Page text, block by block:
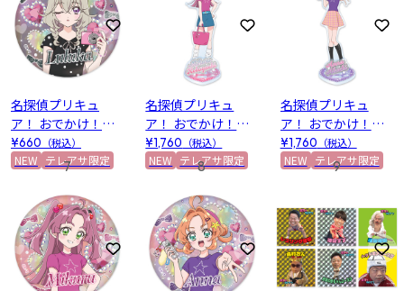
お気に入りに登録
名探偵プリキュ
ア！ おでかけ！プ
リキュアマルシェ
テレビ朝日限定 ホ
(森亜るるか)
¥660 （税込）
NEW テレアサ限定
お気に入りに登録
名探偵プリキュ
ア！ おでかけ！プ
リキュアマルシェ
テレビ朝日限定 ア
林みくる)
¥1,760 （税込）
NEW テレアサ限定
お
名探偵プリキュ
ア！ おでかけ！プ
リキュアマルシェ
テレビ朝日限定 ア
¥1,760 （税込）
NEW テレアサ限定
お気に入りに登録
7
お気に入りに登録
8
お
9